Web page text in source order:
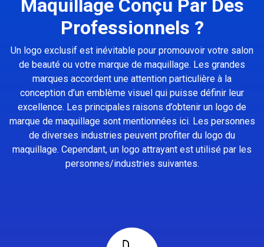
Maquillage Conçu Par Des
Professionnels ?
Un logo exclusif est inévitable pour promouvoir votre salon
de beauté ou votre marque de maquillage. Les grandes
marques accordent une attention particulière à la
conception d’un emblème visuel qui puisse définir leur
excellence. Les principales raisons d’obtenir un logo de
marque de maquillage sont mentionnées ici. Les personnes
de diverses industries peuvent profiter du logo du
maquillage. Cependant, un logo attrayant est utilisé par les
personnes/industries suivantes.